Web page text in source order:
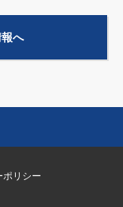
へ
ポリシー